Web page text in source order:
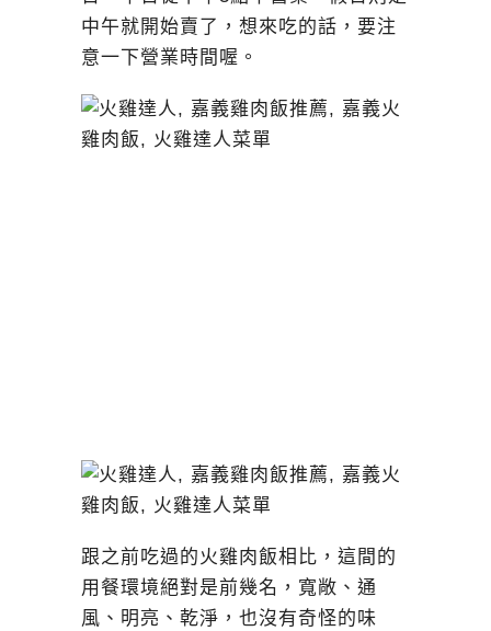
中午就開始賣了，想來吃的話，要注
意一下營業時間喔。
跟之前吃過的火雞肉飯相比，這間的
用餐環境絕對是前幾名，寬敞、通
風、明亮、乾淨，也沒有奇怪的味